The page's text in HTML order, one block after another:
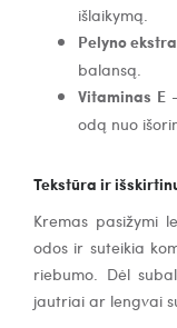
išlaikymą.
Pelyno
balansą.
Vitaminas E
odą nuo
Tekstūra ir
Kremas pasižymi
odos ir suteikia
riebumo. Dėl
jautriai ar lengvai